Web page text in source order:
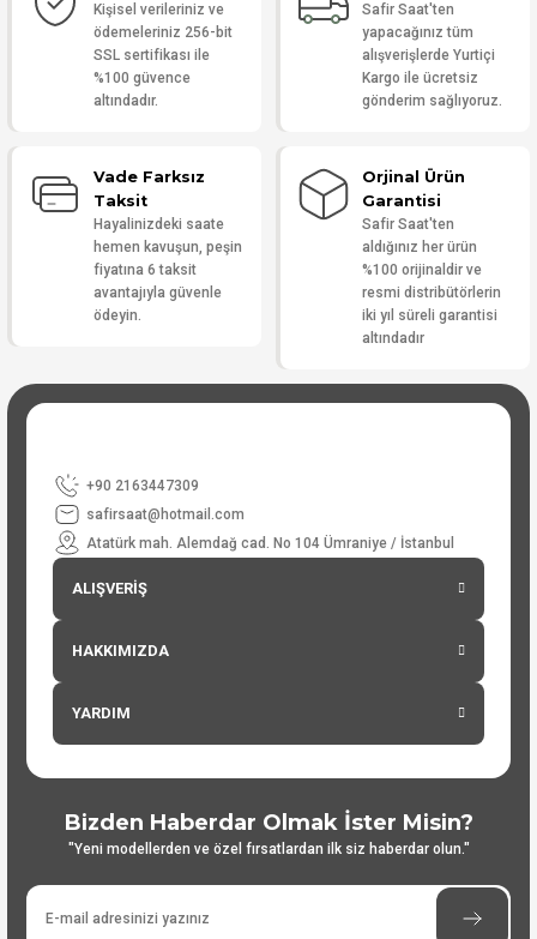
Kişisel verileriniz ve
ödemeleriniz 256-bit
SSL sertifikası ile
%100 güvence
altındadır.
Safir Saat'ten
yapacağınız tüm
alışverişlerde Yurtiçi
Kargo ile ücretsiz
gönderim sağlıyoruz.
Vade Farksız
Taksit
Hayalinizdeki saate
hemen kavuşun, peşin
fiyatına 6 taksit
avantajıyla güvenle
ödeyin.
Orjinal Ürün
Garantisi
Safir Saat'ten
aldığınız her ürün
%100 orijinaldir ve
resmi distribütörlerin
iki yıl süreli garantisi
altındadır
+90 2163447309
safirsaat@hotmail.com
Atatürk mah. Alemdağ cad. No 104 Ümraniye / İstanbul
ALIŞVERİŞ
HAKKIMIZDA
YARDIM
Bizden Haberdar Olmak İster Misin?
"Yeni modellerden ve özel fırsatlardan ilk siz haberdar olun."